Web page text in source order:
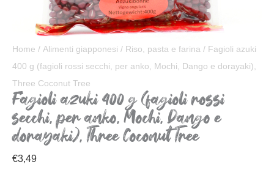
Home / Alimenti giapponesi / Riso, pasta e farina / Fagioli azuki
400 g (fagioli rossi secchi, per anko, Mochi, Dango e dorayaki),
Three Coconut Tree
Fagioli azuki 400 g (fagioli rossi
secchi, per anko, Mochi, Dango e
dorayaki), Three Coconut Tree
€3,49